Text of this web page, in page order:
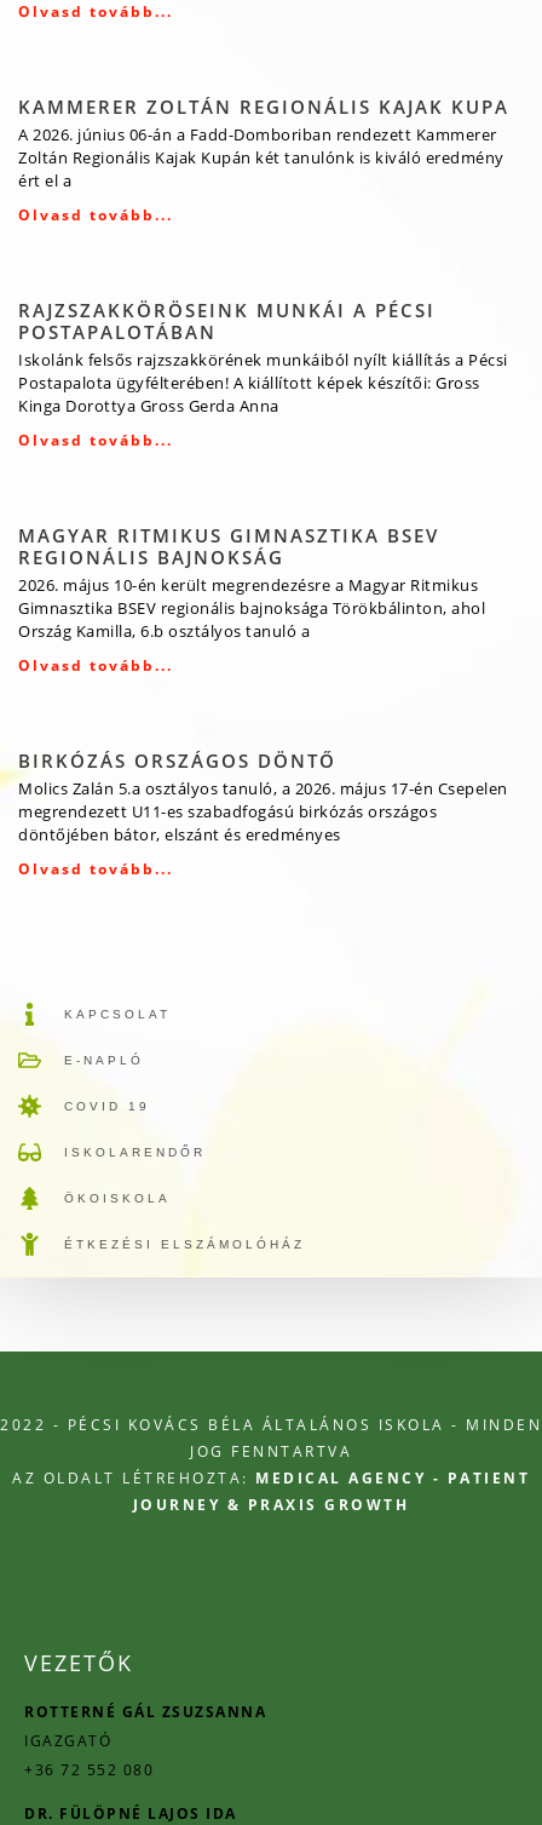
Olvasd tovább...
KAMMERER ZOLTÁN REGIONÁLIS KAJAK KUPA
A 2026. június 06-án a Fadd-Domboriban rendezett Kammerer
Zoltán Regionális Kajak Kupán két tanulónk is kiváló eredmény
ért el a
Olvasd tovább...
RAJZSZAKKÖRÖSEINK MUNKÁI A PÉCSI
POSTAPALOTÁBAN
Iskolánk felsős rajzszakkörének munkáiból nyílt kiállítás a Pécsi
Postapalota ügyfélterében! A kiállított képek készítői: Gross
Kinga Dorottya Gross Gerda Anna
Olvasd tovább...
MAGYAR RITMIKUS GIMNASZTIKA BSEV
REGIONÁLIS BAJNOKSÁG
2026. május 10-én került megrendezésre a Magyar Ritmikus
Gimnasztika BSEV regionális bajnoksága Törökbálinton, ahol
Ország Kamilla, 6.b osztályos tanuló a
Olvasd tovább...
BIRKÓZÁS ORSZÁGOS DÖNTŐ
Molics Zalán 5.a osztályos tanuló, a 2026. május 17-én Csepelen
megrendezett U11-es szabadfogású birkózás országos
döntőjében bátor, elszánt és eredményes
Olvasd tovább...
KAPCSOLAT
E-NAPLÓ
COVID 19
ISKOLARENDŐR
ÖKOISKOLA
ÉTKEZÉSI ELSZÁMOLÓHÁZ
2022 - PÉCSI KOVÁCS BÉLA ÁLTALÁNOS ISKOLA - MINDEN
JOG FENNTARTVA
AZ OLDALT LÉTREHOZTA: MEDICAL AGENCY - PATIENT
JOURNEY & PRAXIS GROWTH
VEZETŐK
ROTTERNÉ GÁL ZSUZSANNA
IGAZGATÓ
+36 72 552 080
DR. FÜLÖPNÉ LAJOS IDA